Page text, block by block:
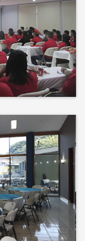
es el